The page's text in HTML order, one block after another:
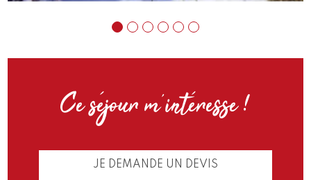
Ce séjour m’intéresse !